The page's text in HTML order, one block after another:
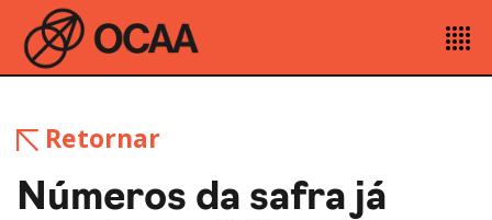
Retornar
Números da safra já